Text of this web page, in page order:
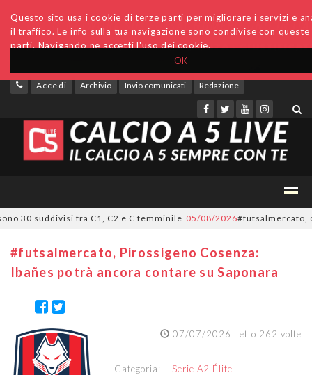
OK
Questo sito usa i cookie di terze parti per migliorare i servizi e
il traffico. Le info sulla tua navigazione sono condivise con
parti. Navigando ne accetti l'uso dei cookie.
Accedi Archivio Invio comunicati Redazione
suddivisi fra C1, C2 e C femminile 05/08/2026#futsalmercato, ora è
#futsalmercato, Pirossigeno Cosenza:
Ibañes potrà ancora contare su Saponara
07/07/2026 Letto 262 volte
Categoria: Serie A2 Élite